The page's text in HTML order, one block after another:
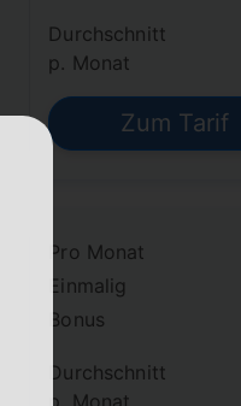
Durchschnitt
p. Monat
Zum Tarif
Pro Monat
Einmalig
Bonus
Durchschnitt
p. Monat